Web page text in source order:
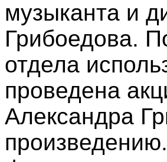
музыканта и
Грибоедова.
отдела
проведена
Александра